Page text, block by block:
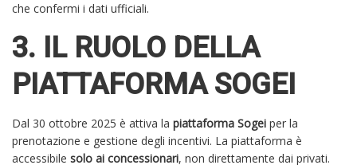
che confermi i dati ufficiali.
3. IL RUOLO DELLA
PIATTAFORMA SOGEI
Dal 30 ottobre 2025 è attiva la piattaforma Sogei per la
prenotazione e gestione degli incentivi. La piattaforma è
accessibile solo ai concessionari, non direttamente dai privati.